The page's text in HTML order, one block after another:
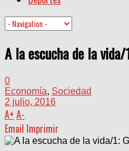
A la escucha de la
0
Economía, Sociedad
2 julio, 2016
A+ A-
Email Imprimir